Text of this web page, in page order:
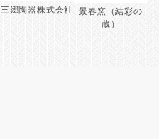
三郷陶器株式会社
景春窯（結彩の
蔵）